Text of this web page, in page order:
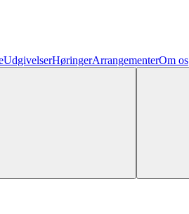
UdgivelserHøringerArrangementerOm os